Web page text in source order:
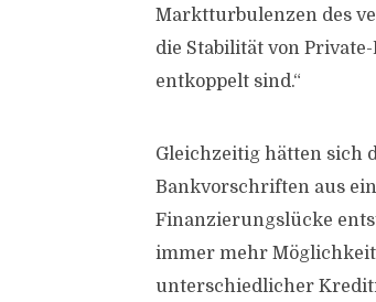
Marktturbulenzen des
die Stabilität von
entkoppelt sind.“
Gleichzeitig hätten sich
Bankvorschriften aus
Finanzierungslücke
immer mehr
unterschiedlicher